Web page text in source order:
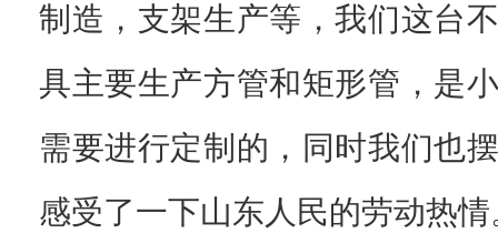
制造，支架生产等，我们这台
具主要生产方管和矩形管，是
需要进行定制的，同时我们也
感受了一下山东人民的劳动热情